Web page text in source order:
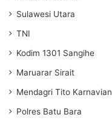
Sulawesi Utara
TNI
Kodim 1301 Sangihe
Maruarar Sirait
Mendagri Tito Karnavian
Polres Batu Bara